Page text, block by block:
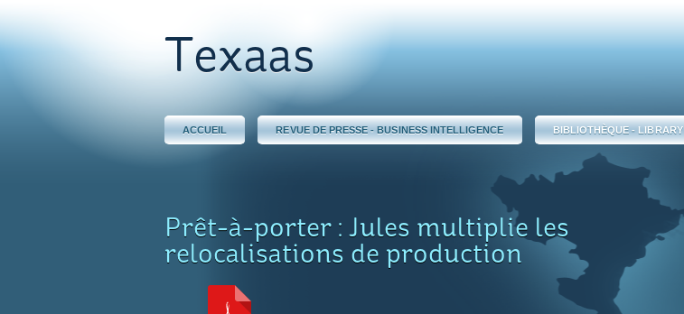
Texaas
ACCUEIL REVUE DE PRESSE - BUSINESS INTELLIGENCE BIBLIOTHÈQUE - LIBRARY
Prêt-à-porter : Jules multiplie les
relocalisations de production